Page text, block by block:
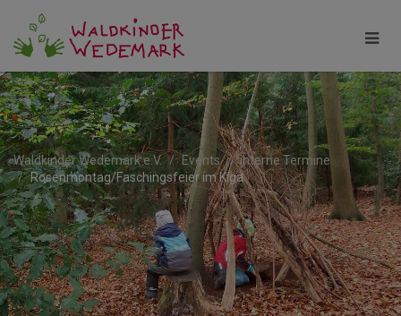
Waldkinder Wedemark e.V. Events
interne Termine
Rosenmontag/Faschingsfeier im Kiga